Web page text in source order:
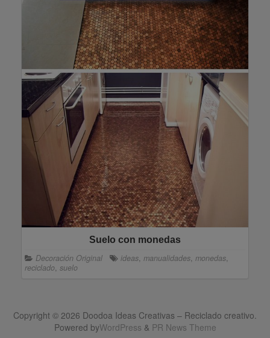
Suelo con monedas
Decoración Original ideas, manualidades, monedas,
reciclado, suelo
Copyright © 2026 Doodoa Ideas Creativas – Reciclado creativo.
Powered byWordPress & PR News Theme